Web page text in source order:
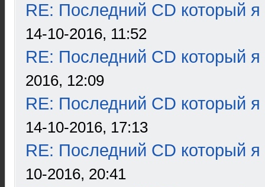
RE: Последний CD который я
14-10-2016, 11:52
RE: Последний CD который я
2016, 12:09
RE: Последний CD который я
14-10-2016, 17:13
RE: Последний CD который я
10-2016, 20:41